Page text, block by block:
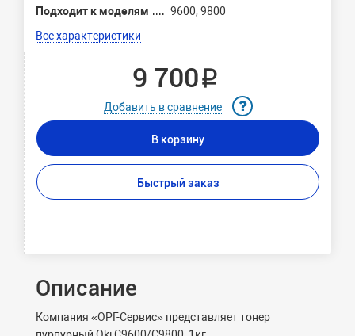
Подходит к моделям
9600, 9800
Все характеристики
9 700 ₽
Добавить в сравнение
В корзину
Быстрый заказ
Описание
Компания «ОРГ-Сервис» представляет тонер